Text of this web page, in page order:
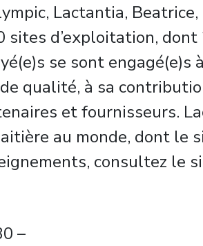
Lactantia,
sites d’exploitation,
se sont engagé(e)s
qualité, à sa
et fournisseurs.
au monde, dont le
consultez le
–